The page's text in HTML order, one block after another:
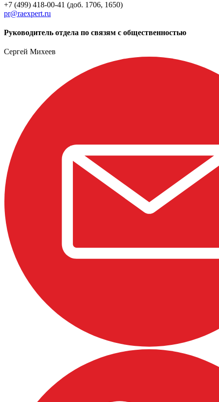
+7 (499) 418-00-41 (доб. 1706, 1650)
pr@raexpert.ru
Руководитель отдела по связям с общественностью
Сергей Михеев